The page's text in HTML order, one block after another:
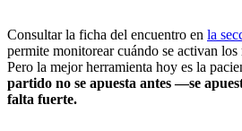
Consultar la ficha del encuentro en la
permite monitorear cuándo se activan los
Pero la mejor herramienta hoy es la
partido no se apuesta antes —se
falta fuerte.